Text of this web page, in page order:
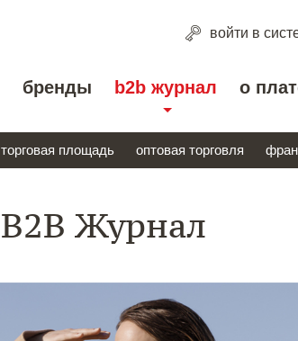
войти в
бренды b2b журнал о
торговая площадь оптовая торговля
B2B Журнал